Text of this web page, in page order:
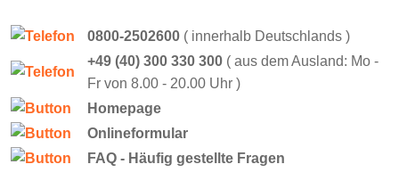
0800-2502600 ( innerhalb Deutschlands )
+49 (40) 300 330 300 ( aus dem Ausland: Mo -
Fr von 8.00 - 20.00 Uhr )
Homepage
Onlineformular
FAQ - Häufig gestellte Fragen